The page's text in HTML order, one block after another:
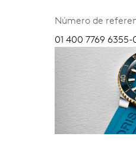
Número de
01 400 7769 6355-